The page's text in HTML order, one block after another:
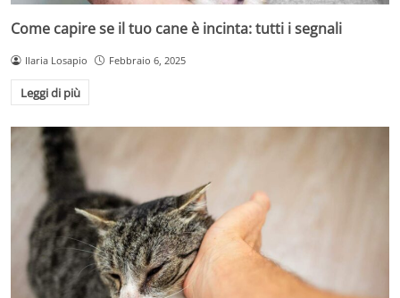
Come capire se il tuo cane è incinta: tutti i segnali
Ilaria Losapio Febbraio 6, 2025
Leggi di più